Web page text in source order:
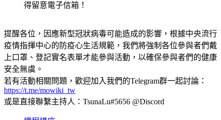
得留意電子信箱！
提醒各位，因應新型冠狀病毒可能造成的影響，根據中央流行
疫情指揮中心的防疫心生活規範，我們將強制各位參與者們戴
上口罩、登記實名表單才能參與活動，以確保參與者們的健康
安全無虞。
若有活動相關問題，歡迎加入我們的Telegram群一起討論：
https://t.me/mowiki_tw
或是直接聯繫主持人：TsunaLu#5656 @Discord